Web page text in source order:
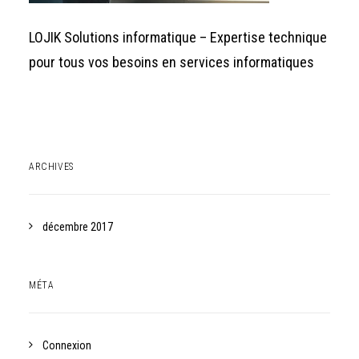
LOJIK Solutions informatique – Expertise technique
pour tous vos besoins en services informatiques
ARCHIVES
décembre 2017
MÉTA
Connexion